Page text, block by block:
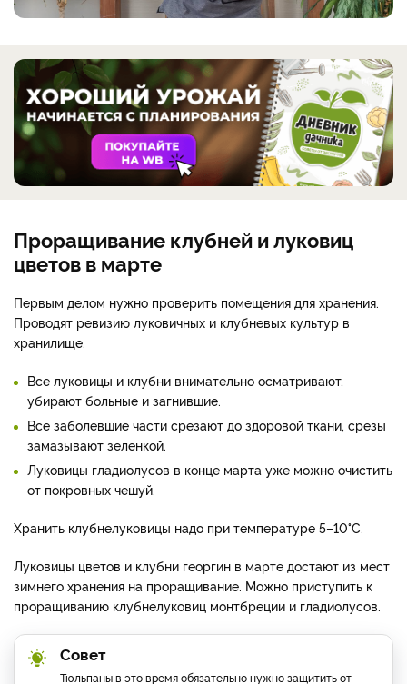
Проращивание клубней и луковиц
цветов в марте
Первым делом нужно проверить помещения для хранения.
Проводят ревизию луковичных и клубневых культур в
хранилище.
Все луковицы и клубни внимательно осматривают,
убирают больные и загнившие.
Все заболевшие части срезают до здоровой ткани, срезы
замазывают зеленкой.
Луковицы гладиолусов в конце марта уже можно очистить
от покровных чешуй.
Хранить клубнелуковицы надо при температуре 5–10°С.
Луковицы цветов и клубни георгин в марте достают из мест
зимнего хранения на проращивание. Можно приступить к
проращиванию клубнелуковиц монтбреции и гладиолусов.
Совет
Тюльпаны в это время обязательно нужно защитить от